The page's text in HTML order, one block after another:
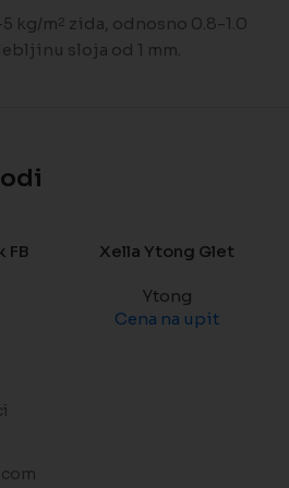
kg/m2 zida, odnosno 0.8-1.0
sloja od 1 mm.
FB
Xella Ytong Glet
Ytong
Cena na upit